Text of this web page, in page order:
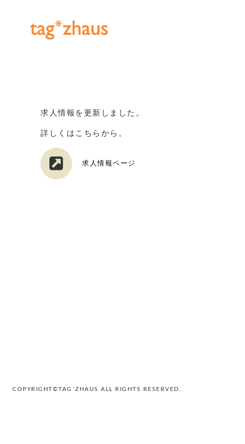
求人情報を更新しました。
詳しくはこちらから。
求人情報ページ
COPYRIGHT©TAG´ZHAUS ALL RIGHTS RESERVED.